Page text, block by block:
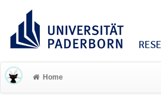
Home